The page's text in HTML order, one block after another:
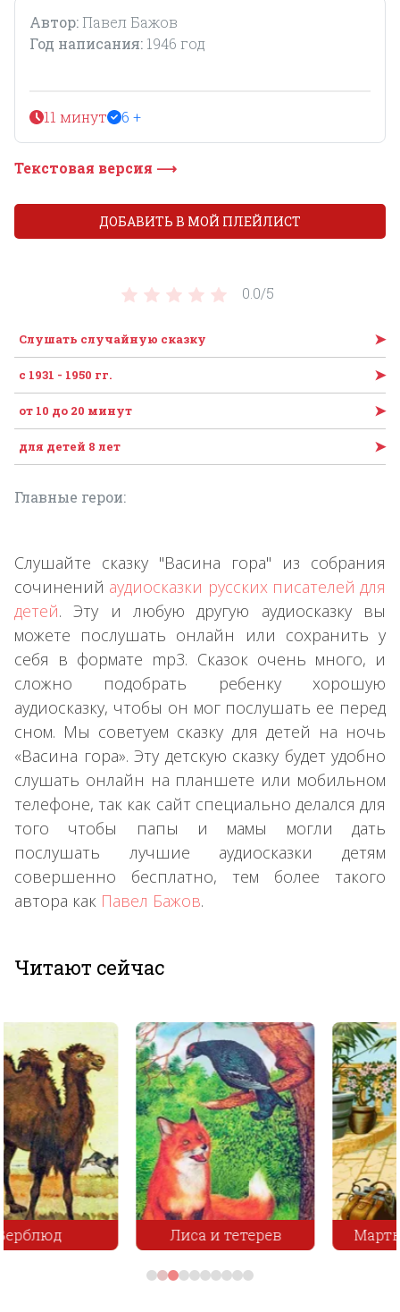
Автор: Павел Бажов
Год написания: 1946 год
11 минут 6 +
Текстовая версия ⟶
0.0/5
Слушать случайную сказку ➤
с 1931 - 1950 гг. ➤
от 10 до 20 минут ➤
для детей 8 лет ➤
Главные герои:
ДОБАВИТЬ В МОЙ ПЛЕЙЛИСТ
Слушайте сказку "Васина гора" из собрания
сочинений аудиосказки русских писателей для
детей. Эту и любую другую аудиосказку вы
можете послушать онлайн или сохранить у
себя в формате mp3. Сказок очень много, и
сложно подобрать ребенку хорошую
аудиосказку, чтобы он мог послушать ее перед
сном. Мы советуем сказку для детей на ночь
«Васина гора». Эту детскую сказку будет удобно
слушать онлайн на планшете или мобильном
телефоне, так как сайт специально делался для
того чтобы папы и мамы могли дать
послушать лучшие аудиосказки детям
совершенно бесплатно, тем более такого
автора как Павел Бажов.
Читают сейчас
Лиса и тетерев Мартышка и Очки